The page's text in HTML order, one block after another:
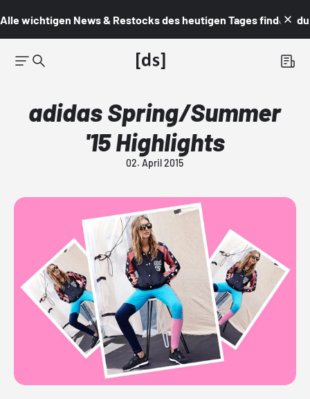
Alle wichtigen News & Restocks des heutigen Tages findest du
adidas Spring/Summer
'15 Highlights
02. April 2015